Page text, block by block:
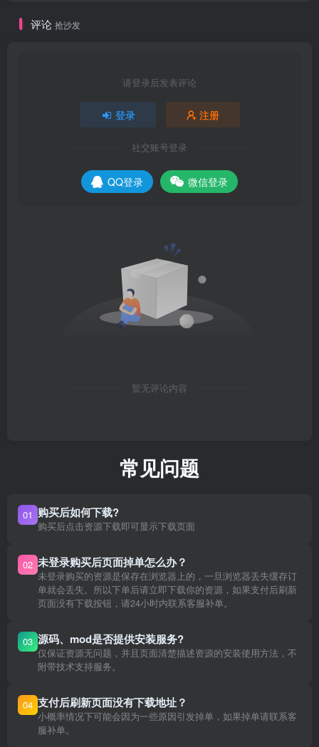
评论 抢沙发
请登录后发表评论
登录 注册
社交账号登录
QQ登录 微信登录
暂无评论内容
常见问题
01 购买后如何下载?
购买后点击资源下载即可显示下载页面
02 未登录购买后页面掉单怎么办？
未登录购买的资源是保存在浏览器上的，一旦浏览器丢失缓存订
单就会丢失。所以下单后请立即下载你的资源，如果支付后刷新
页面没有下载按钮，请24小时内联系客服补单。
03 源码、mod是否提供安装服务?
仅保证资源无问题，并且页面清楚描述资源的安装使用方法，不
附带技术支持服务。
04 支付后刷新页面没有下载地址？
小概率情况下可能会因为一些原因引发掉单，如果掉单请联系客
服补单。